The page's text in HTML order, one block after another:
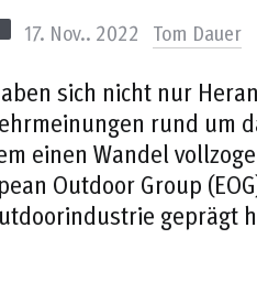
17. Nov.. 2022 Tom Dauer
sich nicht nur
rund um
einen Wandel
Outdoor Group
geprägt